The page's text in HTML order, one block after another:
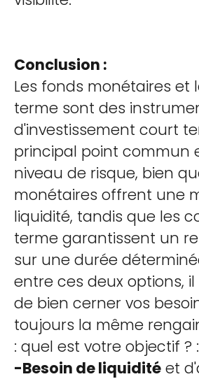
Conclusion :
Les fonds monétaires et
terme sont des
d'investissement court
principal point commun
niveau de risque, bien
monétaires offrent une
liquidité, tandis que les
terme garantissent un
sur une durée
entre ces deux options,
de bien cerner vos
toujours la même
: quel est votre objectif ? :
-Besoin de liquidité et